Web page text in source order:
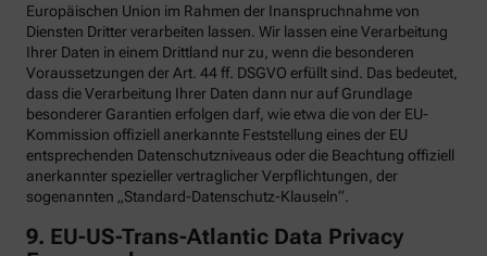
Europäischen Union im Rahmen der Inanspruchnahme von
Diensten Dritter verarbeiten lassen. Wir lassen eine Verarbeitung
Ihrer Daten in einem Drittland nur zu, wenn die besonderen
Voraussetzungen der Art. 44 ff. DSGVO erfüllt sind. Das bedeutet,
dass die Verarbeitung Ihrer Daten dann nur auf Grundlage
besonderer Garantien erfolgen darf, wie etwa die von der EU-
Kommission offiziell anerkannte Feststellung eines der EU
entsprechenden Datenschutzniveaus oder die Beachtung offiziell
anerkannter spezieller vertraglicher Verpflichtungen, der
sogenannten „Standard-Datenschutz-Klauseln“.
9. EU-US-Trans-Atlantic Data Privacy